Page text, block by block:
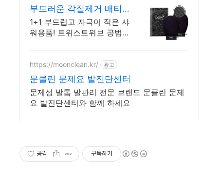
부드러운 각질제거 배티
크
1+1 부드럽고 자극이 적은 샤
워용품! 트위스트위브 공법으
https://moonclean.kr/ 광고
문클린 문제요 발진단센터
문제성 발톱 발관리 전문 브랜드 문클린 문제
요 발진단센터와 함께 하세요
공감 구독하기